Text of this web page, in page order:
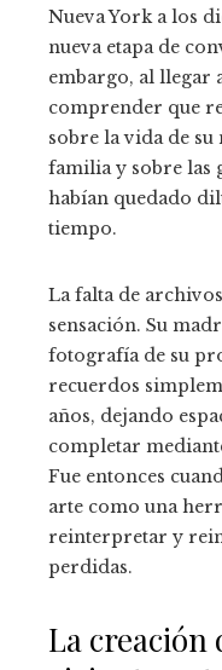
Nueva York a los
nueva etapa de
embargo, al llegar
comprender que
sobre la vida de
familia y sobre las
habían quedado
tiempo.
La falta de
sensación. Su
fotografía de su
recuerdos
años, dejando
completar
Fue entonces
arte como una
reinterpretar y
perdidas.
La creación